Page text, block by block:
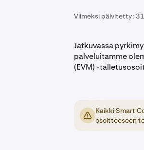
Viimeksi päivitetty:
Jatkuvassa
palveluitamme
(EVM) -
Kaikki Smart
osoitteeseen